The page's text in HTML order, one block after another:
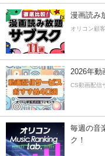
漫画読み
オリコン顧
2026年動
CS動画配信
毎週の音
ク！